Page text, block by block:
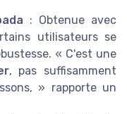
: Obtenue avec
utilisateurs se
« C'est une
, pas suffisamment
» rapporte un